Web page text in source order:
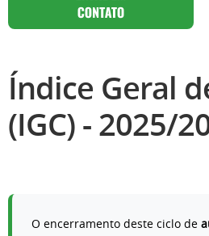
Índice Geral
(IGC) - 2025/
O encerramento deste ciclo de